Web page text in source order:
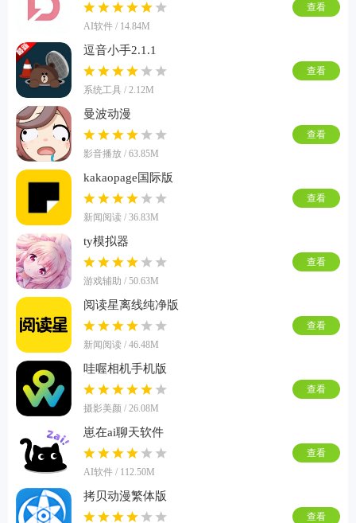
AI软件 / 14.84M
查看
逗音小手2.1.1
系统工具 / 2.12M
查看
曼波动漫
影音播放 / 63.85M
查看
kakaopage国际版
新闻阅读 / 36.83M
查看
ty模拟器
游戏辅助 / 50.63M
查看
阅读星离线纯净版
新闻阅读 / 46.48M
查看
哇喔相机手机版
摄影美颜 / 26.08M
查看
崽在ai聊天软件
AI软件 / 112.50M
查看
拷贝动漫繁体版
查看